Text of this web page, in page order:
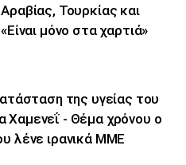
Τουρκίας και
μόνο στα χαρτιά»
της υγείας του
Χαμενεΐ - Θέμα χρόνου ο
λένε ιρανικά ΜΜΕ